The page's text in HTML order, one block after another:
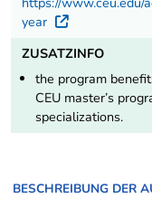
year
Externer
ZUSATZINFO
the program
CEU master’s
specializations.
BESCHREIBUNG DER